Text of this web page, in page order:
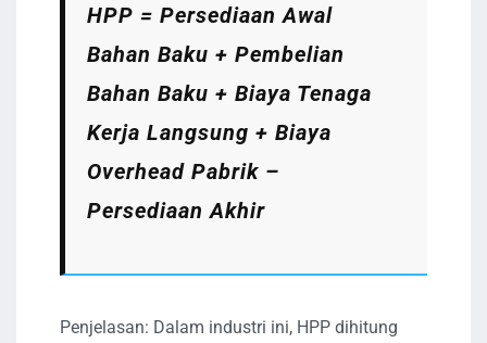
HPP = Persediaan Awal
Bahan Baku + Pembelian
Bahan Baku + Biaya Tenaga
Kerja Langsung + Biaya
Overhead Pabrik –
Persediaan Akhir
Penjelasan: Dalam industri ini, HPP dihitung